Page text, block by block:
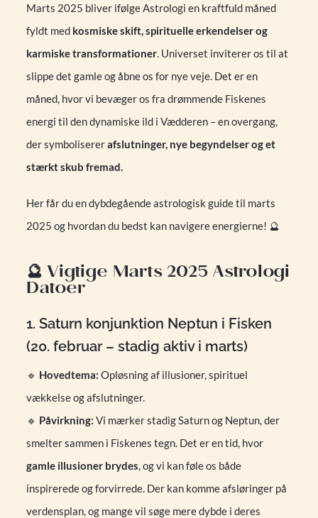
Marts 2025 bliver ifølge Astrologi en kraftfuld måned
fyldt med kosmiske skift, spirituelle erkendelser og
karmiske transformationer. Universet inviterer os til at
slippe det gamle og åbne os for nye veje. Det er en
måned, hvor vi bevæger os fra drømmende Fiskenes
energi til den dynamiske ild i Vædderen – en overgang,
der symbolisererafslutninger, nye begyndelser og et
stærkt skub fremad.
Her får du en dybdegående astrologisk guide til marts
2025 og hvordan du bedst kan navigere energierne! 🔮
🔮 Vigtige Marts 2025 Astrologi
Datoer
1. Saturn konjunktion Neptun i Fisken
(20. februar – stadig aktiv i marts)
🔹 Hovedtema: Opløsning af illusioner, spirituel
vækkelse og afslutninger.
🔹 Påvirkning: Vi mærker stadig Saturn og Neptun, der
smelter sammen i Fiskenes tegn. Det er en tid, hvor
gamle illusioner brydes, og vi kan føle os både
inspirerede og forvirrede. Der kan komme afsløringer på
verdensplan, og mange vil søge mere dybde i deres